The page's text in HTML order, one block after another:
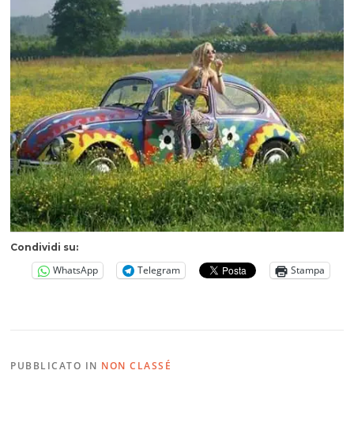
Condividi su:
WhatsApp Telegram Stampa
PUBBLICATO IN NON CLASSÉ